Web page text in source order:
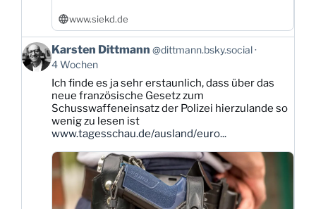
www.siekd.de
Beitrag
von
Karsten
Dittmann
Bluesky
ansehen
Karsten Dittmann @dittmann.bsky.social
4 Wochen
Ich finde es ja sehr erstaunlich, dass über das
neue französische Gesetz zum
Schusswaffeneinsatz der Polizei hierzulande so
wenig zu lesen ist
www.tagesschau.de/ausland/euro...